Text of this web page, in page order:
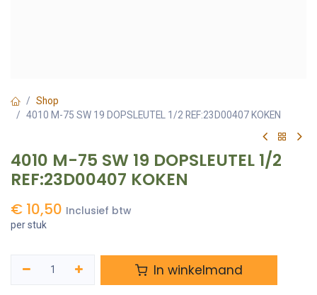
Shop
4010 M-75 SW 19 DOPSLEUTEL 1/2 REF:23D00407 KOKEN
4010 M-75 SW 19 DOPSLEUTEL 1/2
REF:23D00407 KOKEN
€ 10,50 Inclusief btw
per stuk
In winkelmand